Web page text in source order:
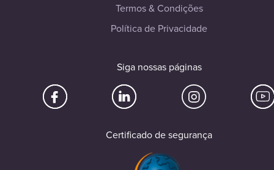
Termos & Condições
Política de Privacidade
Siga nossas páginas
Certificado de segurança